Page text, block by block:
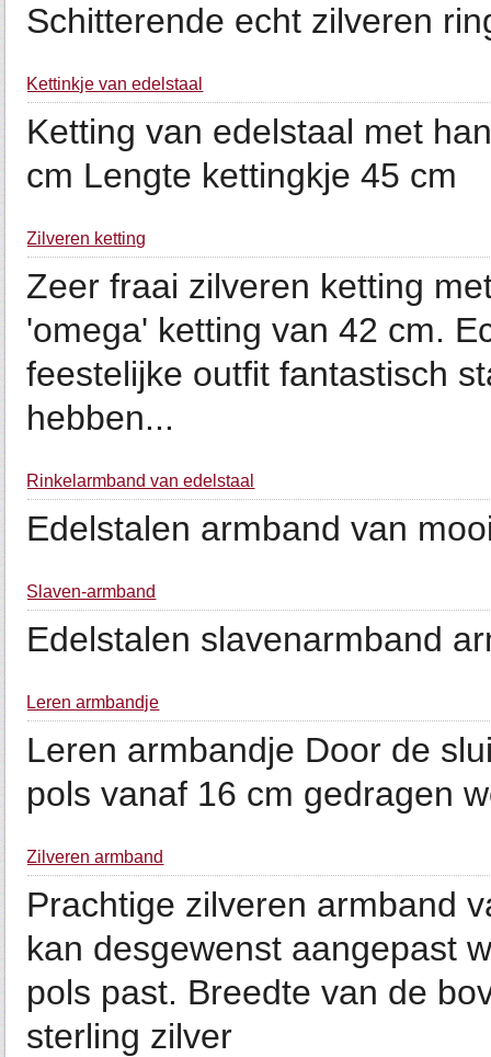
Schitterende echt zilveren
Kettinkje van edelstaal
Ketting van edelstaal met
cm Lengte kettingkje 45 cm
Zilveren ketting
Zeer fraai zilveren ketting
'omega' ketting van 42 cm.
feestelijke outfit fantastisch
hebben...
Rinkelarmband van edelstaal
Edelstalen armband van
Slaven-armband
Edelstalen slavenarmband
Leren armbandje
Leren armbandje Door de
pols vanaf 16 cm gedragen
Zilveren armband
Prachtige zilveren armband
kan desgewenst aangepast
pols past. Breedte van de
sterling zilver